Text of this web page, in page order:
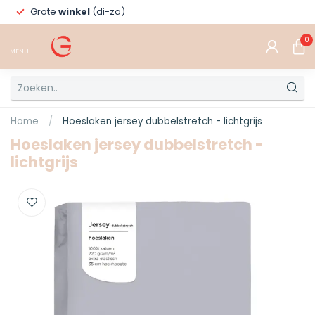
Grote winkel (di-za)
MENU
0
Home / Hoeslaken jersey dubbelstretch - lichtgrijs
Hoeslaken jersey dubbelstretch -
lichtgrijs